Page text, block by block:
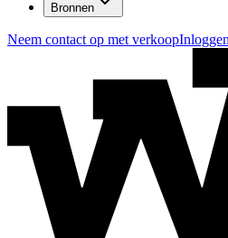
Bronnen
Neem contact op met verkoopInloggen